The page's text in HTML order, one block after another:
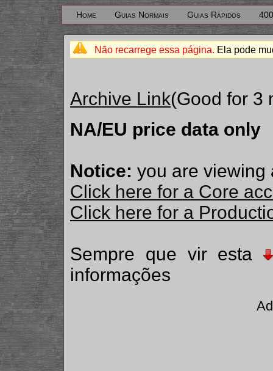
Home Guias Normais Guias Rápidos
Não recarrege essa página. Ela pode
Archive Link(Good for 3
NA/EU price data only
Notice: you are viewing
Click here for a Core
Click here for a
Sempre que vir esta
informações